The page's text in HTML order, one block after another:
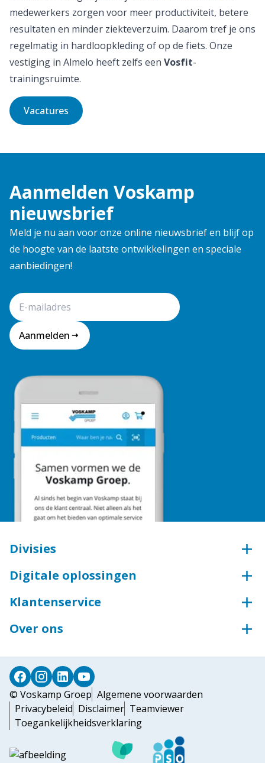
medewerkers zorgen voor meer productiviteit, betere
resultaten en minder ziekteverzuim. Daarom tref je ons
regelmatig in hardloopkleding of op de fiets. Onze
vestiging in Almelo heeft zelfs een Vosfit-
trainingsruimte.
Vacatures
Aanmelden Voskamp
nieuwsbrief
Meld je nu aan voor onze online nieuwsbrief en blijf op
de hoogte van de laatste ontwikkelingen en speciale
aanbiedingen!
Aanmelden
Divisies
Aluminium
Groothandel voor bouw en industrie
Toegangstechniek
Deursystemen
Digitale oplossingen
Sleutelservice
Inloggen ECmanage
Steiger Configurator
Dorpel bestellen
Profiel bestellen
Klantenservice
Retourneren
Over ons
© Voskamp Groep Algemene voorwaarden
Privacybeleid Disclaimer Teamviewer
Toegankelijkheidsverklaring